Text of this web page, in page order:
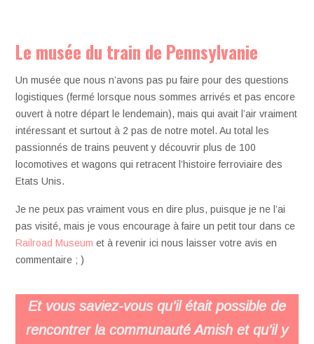
Le musée du train de Pennsylvanie
Un musée que nous n’avons pas pu faire pour des questions
logistiques (fermé lorsque nous sommes arrivés et pas encore
ouvert à notre départ le lendemain), mais qui avait l’air vraiment
intéressant et surtout à 2 pas de notre motel. Au total les
passionnés de trains peuvent y découvrir plus de 100
locomotives et wagons qui retracent l’histoire ferroviaire des
Etats Unis.
Je ne peux pas vraiment vous en dire plus, puisque je ne l’ai
pas visité, mais je vous encourage à faire un petit tour dans ce
Railroad Museum et à revenir ici nous laisser votre avis en
commentaire ; )
Et vous saviez-vous qu’il était possible de
rencontrer la communauté Amish et qu’il y